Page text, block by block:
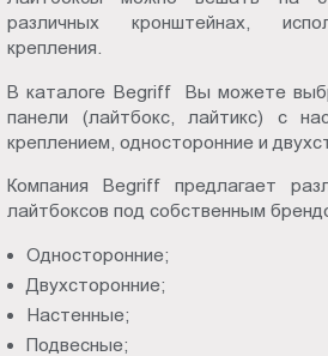
различных кронштейнах,
крепления.
В каталоге Begriff Вы можете
панели (лайтбокс, лайтикс) с
креплением, односторонние и
Компания Begriff предлагает
лайтбоксов под собственным
Односторонние;
Двухсторонние;
Настенные;
Подвесные;